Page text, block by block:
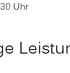
Uhr